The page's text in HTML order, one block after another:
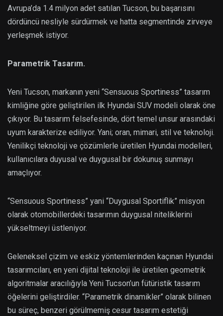
Avrupa’da 1.4 milyon adet satılan Tucson, bu başarısını
dördüncü nesliyle sürdürmek ve hatta segmentinde zirveye
yerleşmek istiyor.
Parametrik Tasarım.
Yeni Tucson, markanın yeni “Sensuous Sportiness” tasarım
kimliğine göre geliştirilen ilk Hyundai SUV modeli olarak öne
çıkıyor. Bu tasarım felsefesinde, dört temel unsur arasındaki
uyum karakterize ediliyor. Yani; oran, mimari, stil ve teknoloji.
Yenilikçi teknoloji ve çözümlerle üretilen Hyundai modelleri,
kullanıcılara duyusal ve duygusal bir dokunuş sunmayı
amaçlıyor.
“Sensuous Sportiness” yani “Duygusal Sportiflik” misyon
olarak otomobillerdeki tasarımın duygusal niteliklerini
yükseltmeyi üstleniyor.
Geleneksel çizim ve eskiz yöntemlerinden kaçınan Hyundai
tasarımcıları, en yeni dijital teknoloji ile üretilen geometrik
algoritmalar aracılığıyla Yeni Tucson’un fütüristik tasarım
öğelerini geliştirdiler. “Parametrik dinamikler” olarak bilinen
bu süreç, benzeri görülmemiş cesur tasarım estetiği